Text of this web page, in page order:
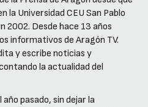
la Universidad CEU San Pablo
2002. Desde hace 13 años
informativos de Aragón TV.
y escribe noticias y
la actualidad del
año pasado, sin dejar la